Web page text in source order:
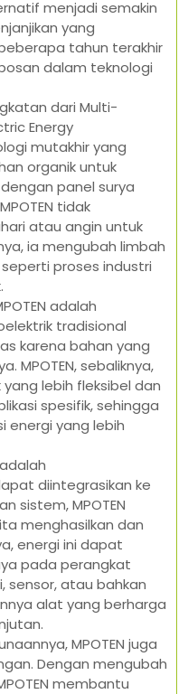
menjadi semakin
yang
tahun terakhir
dalam teknologi
dari Multi-
Energy
mutakhir yang
organik untuk
panel surya
tidak
atau angin untuk
ia mengubah limbah
proses industri
adalah
tradisional
karena bahan yang
MPOTEN, sebaliknya,
lebih fleksibel dan
spesifik, sehingga
energi yang lebih
diintegrasikan ke
sistem, MPOTEN
menghasilkan dan
energi ini dapat
pada perangkat
sensor, atau bahkan
alat yang berharga
MPOTEN juga
Dengan mengubah
membantu